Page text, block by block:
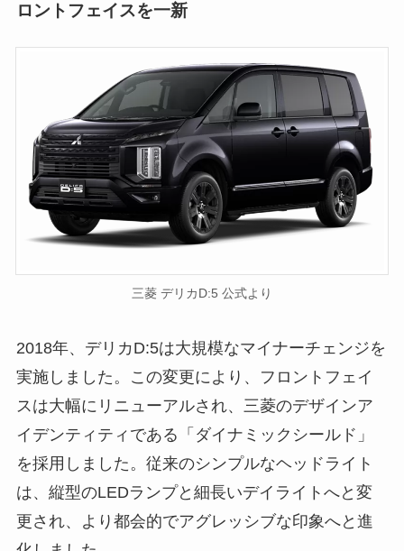
ロントフェイスを一新
三菱 デリカD:5 公式より
2018年、デリカD:5は大規模なマイナーチェンジを
実施しました。この変更により、フロントフェイ
スは大幅にリニューアルされ、三菱のデザインア
イデンティティである「ダイナミックシールド」
を採用しました。従来のシンプルなヘッドライト
は、縦型のLEDランプと細長いデイライトへと変
更され、より都会的でアグレッシブな印象へと進